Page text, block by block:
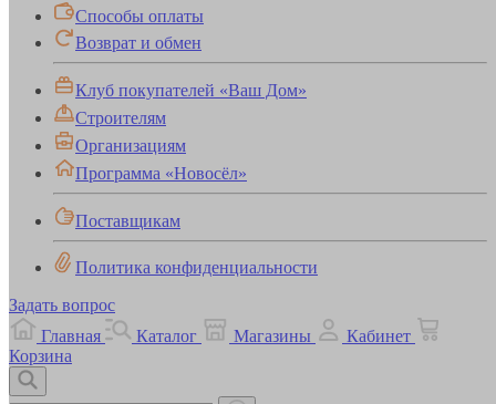
Способы оплаты
Возврат и обмен
Клуб покупателей «Ваш Дом»
Строителям
Организациям
Программа «Новосёл»
Поставщикам
Политика конфиденциальности
Задать вопрос
Главная
Каталог Магазины
Кабинет
Корзина